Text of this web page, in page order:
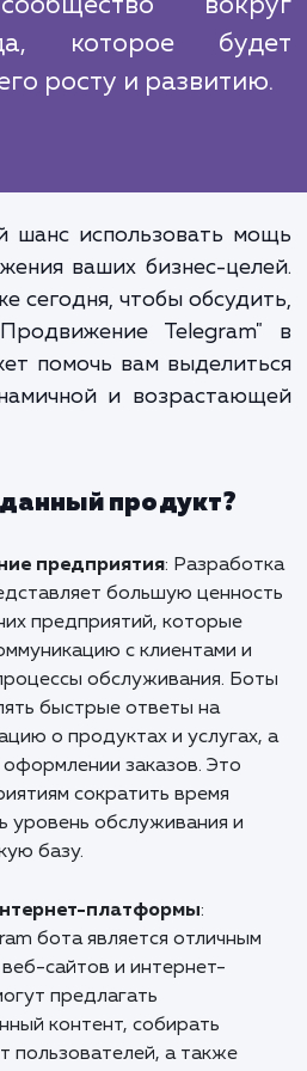
вокруг вашего
делиться своими
в
в Telegram - это
увеличить
и
Это также
мощное,
которое
его росту и
шанс использовать
ваших бизнес-
сегодня, чтобы
"Продвижение
и
данный продукт?